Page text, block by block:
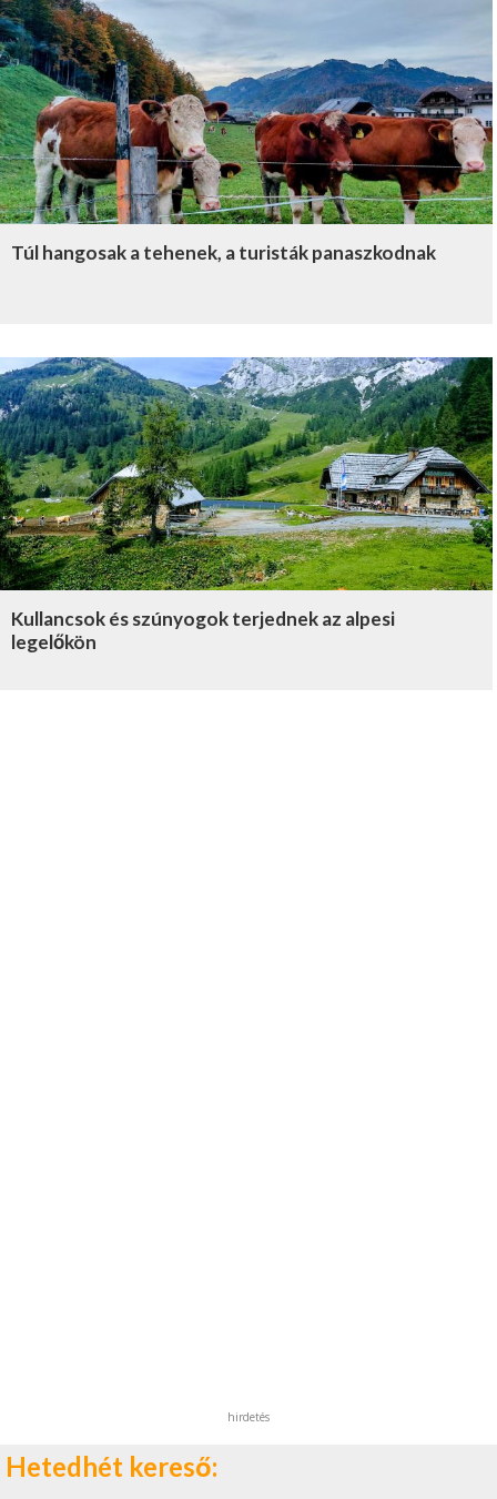
Túl hangosak a tehenek, a turisták panaszkodnak
Kullancsok és szúnyogok terjednek az alpesi
legelőkön
hirdetés
Hetedhét kereső: